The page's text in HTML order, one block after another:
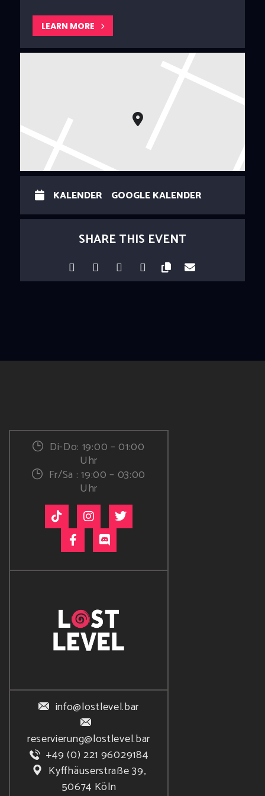
LEARN MORE
KALENDER GOOGLE KALENDER
SHARE THIS EVENT
Di-Do: 19:00 – 01:00
Uhr
Fr/Sa : 19:00 – 03:00
Uhr
info@lostlevel.bar
reservierung@lostlevel.bar
+49 (0) 221 96029184
Kyffhäuserstraße 39,
50674 Köln